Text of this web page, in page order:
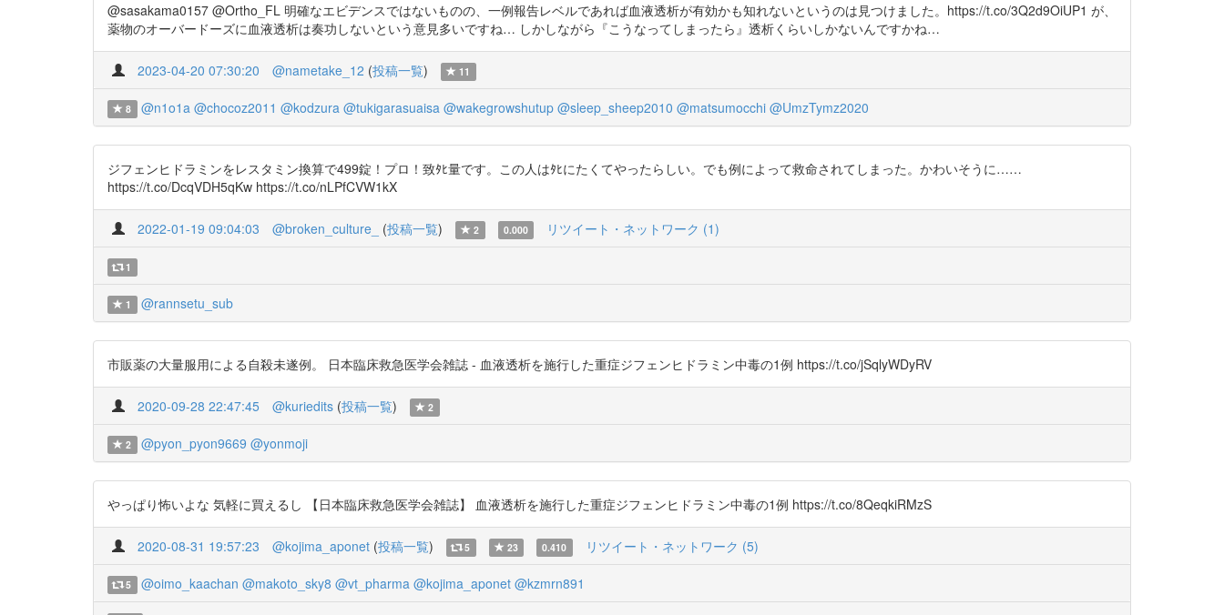
@sasakama0157 @Ortho_FL 明確なエビデンスではないものの、一例報告レベルであれば血液透析が有効かも知れないというのは見つけました。https://t.co/3Q2d9OiUP1 が、
薬物のオーバードーズに血液透析は奏功しないという意見多いですね… しかしながら『こうなってしまったら』透析くらいしかないんですかね…
2023-04-20 07:30:20 @nametake_12 (投稿一覧) 11
8 @n1o1a @chocoz2011 @kodzura @tukigarasuaisa @wakegrowshutup @sleep_sheep2010 @matsumocchi @UmzTymz2020
ジフェンヒドラミンをレスタミン換算で499錠！プロ！致ﾀﾋ量です。この人はﾀﾋにたくてやったらしい。でも例によって救命されてしまった。かわいそうに……
https://t.co/DcqVDH5qKw https://t.co/nLPfCVW1kX
2022-01-19 09:04:03 @broken_culture_ (投稿一覧) 2 0.000 リツイート・ネットワーク (1)
1
1 @rannsetu_sub
市販薬の大量服用による自殺未遂例。 日本臨床救急医学会雑誌 - 血液透析を施行した重症ジフェンヒドラミン中毒の1例 https://t.co/jSqlyWDyRV
2020-09-28 22:47:45 @kuriedits (投稿一覧) 2
2 @pyon_pyon9669 @yonmoji
やっぱり怖いよな 気軽に買えるし 【日本臨床救急医学会雑誌】 血液透析を施行した重症ジフェンヒドラミン中毒の1例 https://t.co/8QeqkiRMzS
2020-08-31 19:57:23 @kojima_aponet (投稿一覧) 5 23 0.410 リツイート・ネットワーク (5)
5 @oimo_kaachan @makoto_sky8 @vt_pharma @kojima_aponet @kzmrn891